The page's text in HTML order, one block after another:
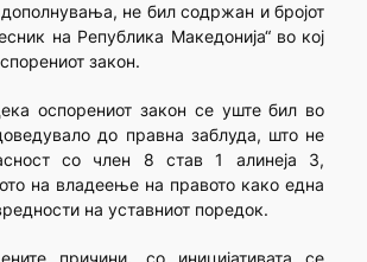
не бил содржан и бројот
на Република Македонија“ во кој
закон.
оспорениот закон сe уште бил во
до правна заблуда, што не
со член 8 став 1 алинеја 3,
на владеење на правото како една
на уставниот поредок.